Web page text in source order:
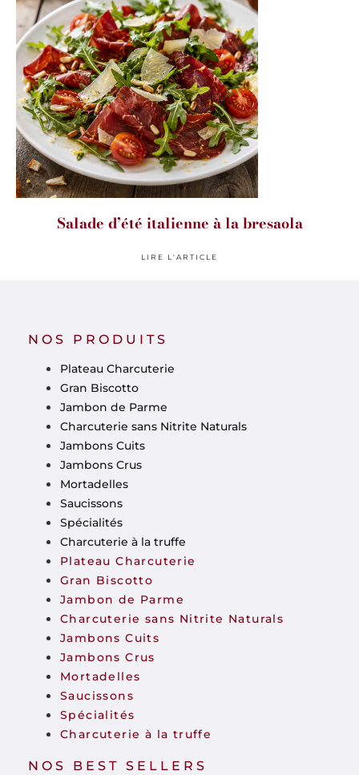
Salade d’été italienne à la bresaola
LIRE L'ARTICLE
NOS PRODUITS
Plateau Charcuterie
Gran Biscotto
Jambon de Parme
Charcuterie sans Nitrite Naturals
Jambons Cuits
Jambons Crus
Mortadelles
Saucissons
Spécialités
Charcuterie à la truffe
Plateau Charcuterie
Gran Biscotto
Jambon de Parme
Charcuterie sans Nitrite Naturals
Jambons Cuits
Jambons Crus
Mortadelles
Saucissons
Spécialités
Charcuterie à la truffe
NOS BEST SELLERS